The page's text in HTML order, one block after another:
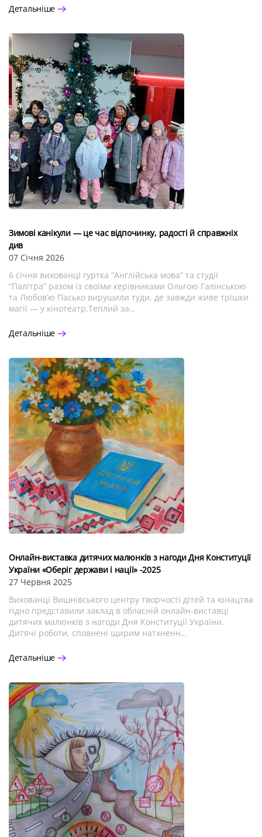
Детальніше
Зимові канікули — це час відпочинку, радості й справжніх
див
07 Січня 2026
6 січня вихованці гуртка “Англійська мова” та студії
“Палітра” разом із своїми керівниками Ольгою Галінською
та Любов’ю Пасько вирушили туди, де завжди живе трішки
магії — у кінотеатр.Теплий за…
Детальніше
Онлайн-виставка дитячих малюнків з нагоди Дня Конституції
України «Оберіг держави і нації» -2025
27 Червня 2025
Вихованці Вишнівського центру творчості дітей та юнацтва
гідно представили заклад в обласній онлайн-виставці
дитячих малюнків з нагоди Дня Конституції України.
Дитячі роботи, сповнені щирим натхненн…
Детальніше